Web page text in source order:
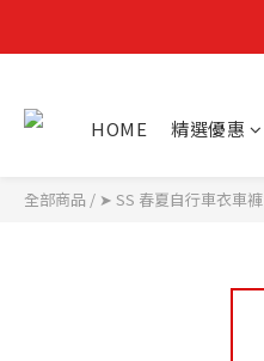
HOME 精選優惠
全部商品 / ➤ SS 春夏自行車衣車褲